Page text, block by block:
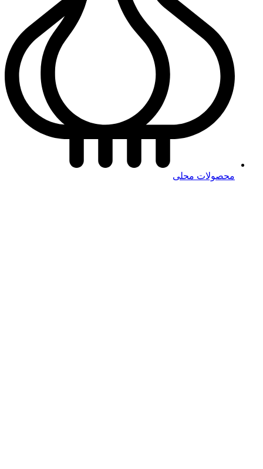
محصولات محلی